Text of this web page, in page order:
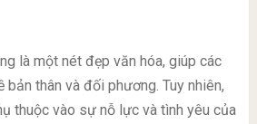
là một nét đẹp văn hóa, giúp các
bản thân và đối phương. Tuy nhiên,
thuộc vào sự nỗ lực và tình yêu của